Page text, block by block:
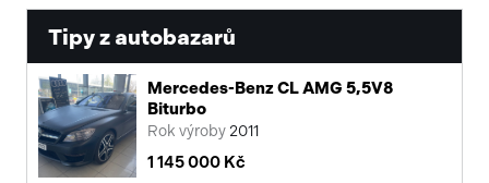
Tipy z autobazarů
Mercedes-Benz CL AMG 5,5V8
Biturbo
Rok výroby 2011
1 145 000 Kč